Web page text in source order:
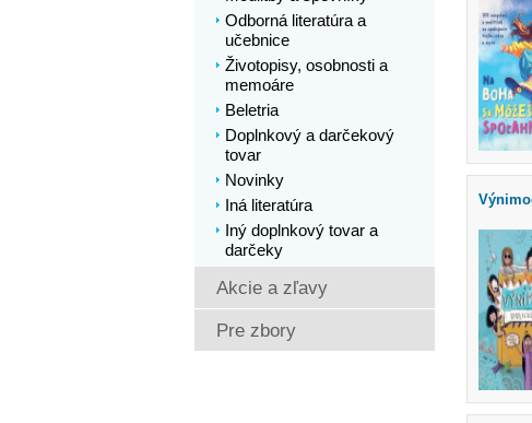
Odborná literatúra a
učebnice
Životopisy, osobnosti a
memoáre
Beletria
Doplnkový a darčekový
tovar
Novinky
Iná literatúra
Iný doplnkový tovar a
darčeky
Akcie a zľavy
Pre zbory